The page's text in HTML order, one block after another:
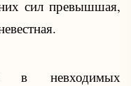
сил превышшая,
в невходимых